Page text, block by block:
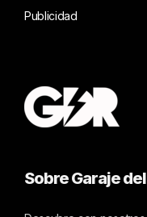
Publicidad
Sobre Garaje